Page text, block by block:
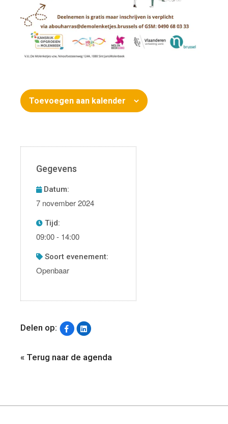
Toevoegen aan kalender
Gegevens
Datum:
7 november 2024
Tijd:
09:00 - 14:00
soort evenement:
Openbaar
Delen op:
« Terug naar de agenda